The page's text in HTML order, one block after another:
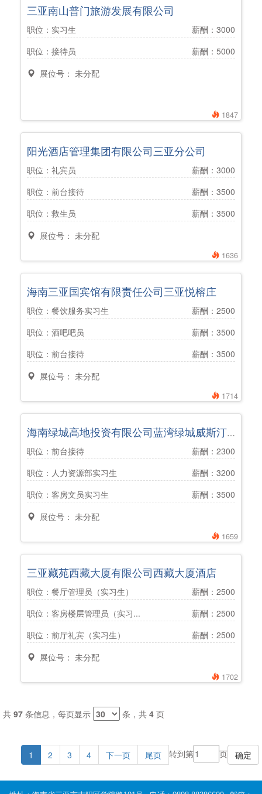
1847
三亚南山普门旅游发展有限公司
职位：实习生
薪酬：3000
职位：接待员
薪酬：5000
展位号： 未分配
1636
阳光酒店管理集团有限公司三亚分公司
职位：礼宾员
薪酬：3000
职位：前台接待
薪酬：3500
职位：救生员
薪酬：3500
展位号： 未分配
1714
海南三亚国宾馆有限责任公司三亚悦榕庄
职位：餐饮服务实习生
薪酬：2500
职位：酒吧吧员
薪酬：3500
职位：前台接待
薪酬：3500
展位号： 未分配
1659
海南绿城高地投资有限公司蓝湾绿城威斯汀度假酒店
职位：前台接待
薪酬：2300
职位：人力资源部实习生
薪酬：3200
职位：客房文员实习生
薪酬：3500
展位号： 未分配
1702
三亚藏苑西藏大厦有限公司西藏大厦酒店
职位：餐厅管理员（实习生）
薪酬：2500
职位：客房楼层管理员（实习...
薪酬：2500
职位：前厅礼宾（实习生）
薪酬：2500
展位号： 未分配
共 97 条信息，每页显示 条，共 4 页
1 2 3 4 下一页 尾页 转到第 页